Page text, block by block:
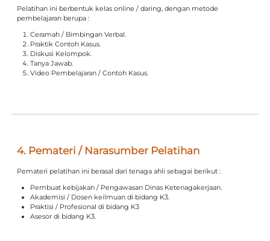
Pelatihan ini berbentuk kelas online / daring, dengan metode
pembelajaran berupa :
Ceramah / Bimbingan Verbal.
Praktik Contoh Kasus.
Diskusi Kelompok.
Tanya Jawab.
Video Pembelajaran / Contoh Kasus.
4. Pemateri / Narasumber Pelatihan
Pemateri pelatihan ini berasal dari tenaga ahli sebagai berikut :
Pembuat kebijakan / Pengawasan Dinas Ketenagakerjaan.
Akademisi / Dosen keilmuan di bidang K3.
Praktisi / Profesional di bidang K3
Asesor di bidang K3.